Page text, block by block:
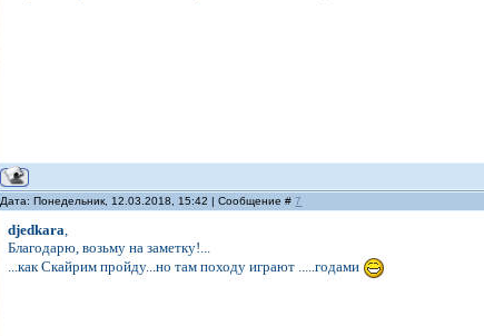
Дата: Понедельник, 12.03.2018, 15:42 | Сообщение #7
djedkara,
Благодарю, возьму на заметку!...
...как Скайрим пройду...но там походу играют .....годами